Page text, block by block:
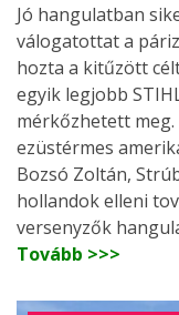
Jó hangulatban
válogatottat a
hozta a kitűzött
egyik legjobb
mérkőzhetett
ezüstérmes
Bozsó Zoltán,
hollandok elleni
versenyzők
Tovább >>>